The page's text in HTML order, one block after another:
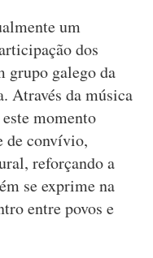
um
dos
grupo galego da
Através da música
momento
de convívio,
reforçando a
se exprime na
entre povos e